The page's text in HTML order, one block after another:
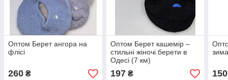
Оптом Берет ангора на
флісі
260 ₴
Оптом Берет кашемір –
стильні жіночі берети в
Одесі (7 км)
197₴ 150